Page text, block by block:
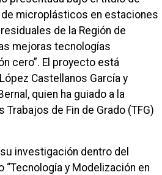
de microplásticos en estaciones
de la Región de
mejoras tecnologías
cero”. El proyecto está
Castellanos García y
quien ha guiado a la
de Fin de Grado (TFG)
investigación dentro del
“Tecnología y Modelización en